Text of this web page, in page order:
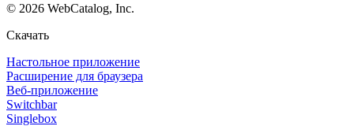
© 2026 WebCatalog, Inc.
Скачать
Настольное приложение
Расширение для браузера
Веб-приложение
Switchbar
Singlebox